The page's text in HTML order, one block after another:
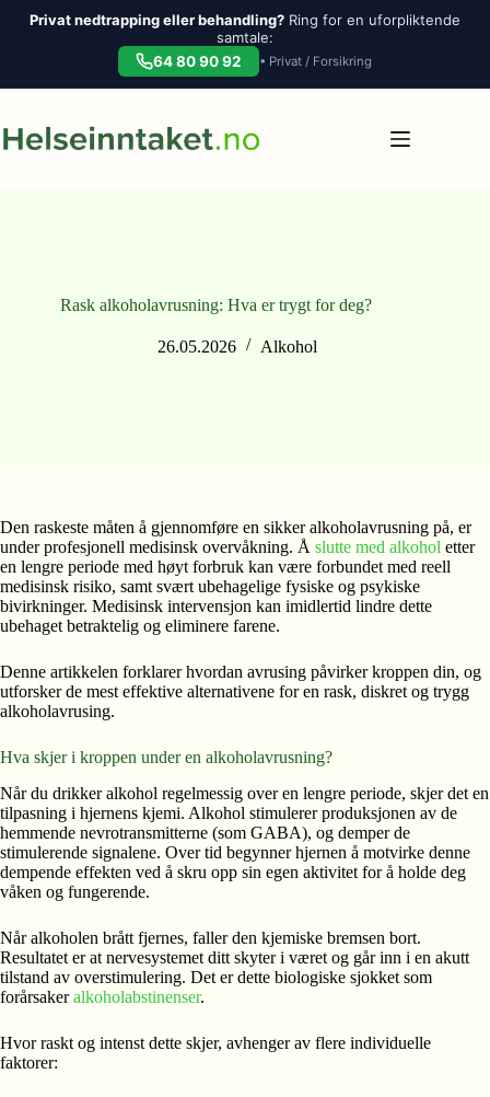
Privat nedtrapping eller behandling? Ring for en uforpliktende
samtale:
64 80 90 92
• Privat / Forsikring
innholdet
Rask alkoholavrusning: Hva er trygt for deg?
26.05.2026 Alkohol
Den raskeste måten å gjennomføre en sikker alkoholavrusning på, er
under profesjonell medisinsk overvåkning. Å slutte med alkohol etter
en lengre periode med høyt forbruk kan være forbundet med reell
medisinsk risiko, samt svært ubehagelige fysiske og psykiske
bivirkninger. Medisinsk intervensjon kan imidlertid lindre dette
ubehaget betraktelig og eliminere farene.
Denne artikkelen forklarer hvordan avrusing påvirker kroppen din, og
utforsker de mest effektive alternativene for en rask, diskret og trygg
alkoholavrusing.
Hva skjer i kroppen under en alkoholavrusning?
Når du drikker alkohol regelmessig over en lengre periode, skjer det en
tilpasning i hjernens kjemi. Alkohol stimulerer produksjonen av de
hemmende nevrotransmitterne (som GABA), og demper de
stimulerende signalene. Over tid begynner hjernen å motvirke denne
dempende effekten ved å skru opp sin egen aktivitet for å holde deg
våken og fungerende.
Når alkoholen brått fjernes, faller den kjemiske bremsen bort.
Resultatet er at nervesystemet ditt skyter i været og går inn i en akutt
tilstand av overstimulering. Det er dette biologiske sjokket som
forårsakeralkoholabstinenser.
Hvor raskt og intenst dette skjer, avhenger av flere individuelle
faktorer: